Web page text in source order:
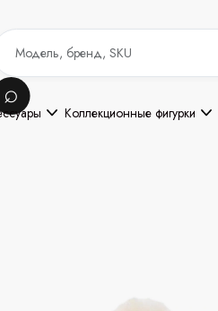
Коллекционные фигурки